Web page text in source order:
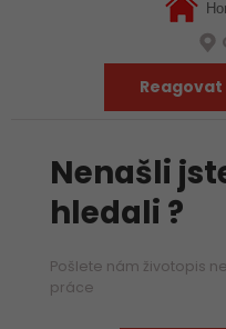
Nenašli
hledali ?
Pošlete nám životopis
práce